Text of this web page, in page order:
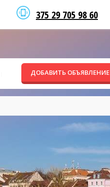
375 29 705 98 60
ДОБАВИТЬ ОБЪЯВЛЕНИЕ